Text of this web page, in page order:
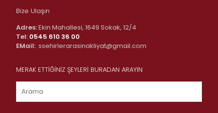
Bize Ulaşın
Adres:Ekin Mahallesi, 1649 Sokak, 12/4
Tel: 0545 610 36 00
EMail: ssehirlerarasinakliyat@gmail.com
MERAK ETTİĞİNİZ ŞEYLERİ BURADAN ARAYIN